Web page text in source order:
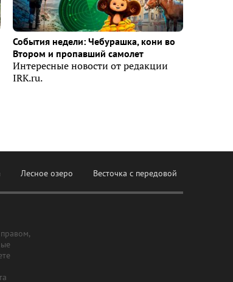
События недели: Чебурашка, кони во
Втором и пропавший самолет
Интересные новости от редакции
IRK.ru.
Лесное озеро Весточка с передовой